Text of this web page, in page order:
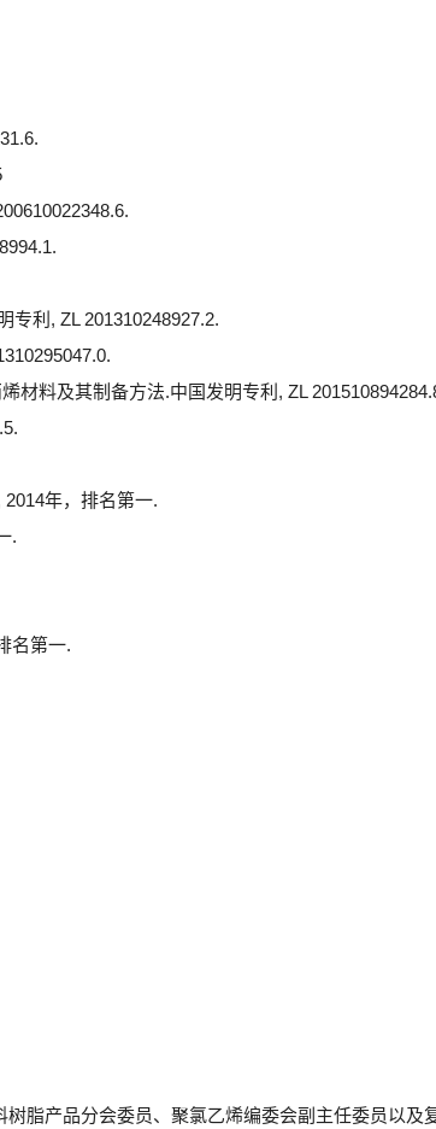
利, ZL 201310248927.2.
材料及其制备方法.中国发明专利, ZL
年，排名第一.
.
名第一.
脂产品分会委员、聚氯乙烯编委会副主任委员以及